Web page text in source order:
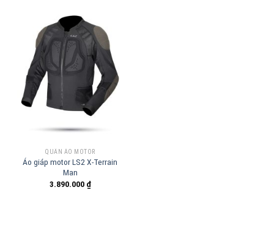
QUẦN ÁO MOTOR
Áo giáp motor LS2 X-Terrain
Man
3.890.000 ₫